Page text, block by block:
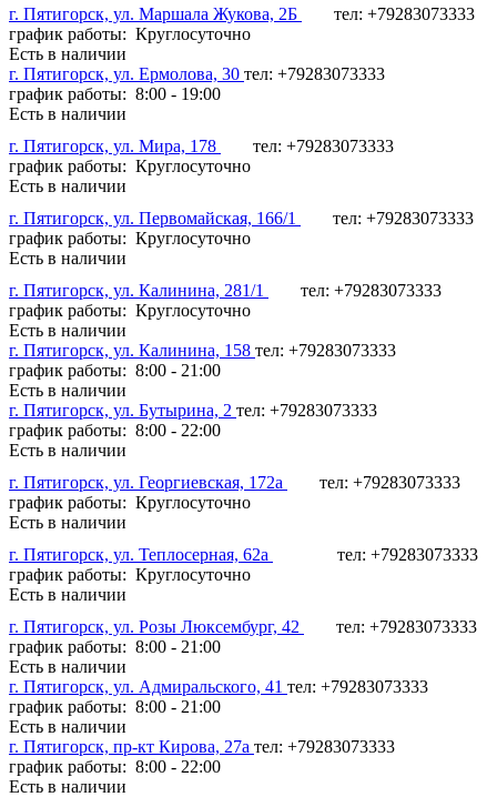
г. Пятигорск, ул. Маршала Жукова, 2Б
тел: +79283073333
график работы: Круглосуточно
Есть в наличии
г. Пятигорск, ул. Ермолова, 30 тел: +79283073333
график работы: 8:00 - 19:00
Есть в наличии
г. Пятигорск, ул. Мира, 178
тел: +79283073333
график работы: Круглосуточно
Есть в наличии
г. Пятигорск, ул. Первомайская, 166/1
тел: +79283073333
график работы: Круглосуточно
Есть в наличии
г. Пятигорск, ул. Калинина, 281/1
тел: +79283073333
график работы: Круглосуточно
Есть в наличии
г. Пятигорск, ул. Калинина, 158 тел: +79283073333
график работы: 8:00 - 21:00
Есть в наличии
г. Пятигорск, ул. Бутырина, 2 тел: +79283073333
график работы: 8:00 - 22:00
Есть в наличии
г. Пятигорск, ул. Георгиевская, 172а
тел: +79283073333
график работы: Круглосуточно
Есть в наличии
г. Пятигорск, ул. Теплосерная, 62а
тел: +79283073333
график работы: Круглосуточно
Есть в наличии
г. Пятигорск, ул. Розы Люксембург, 42
тел: +79283073333
график работы: 8:00 - 21:00
Есть в наличии
г. Пятигорск, ул. Адмиральского, 41 тел: +79283073333
график работы: 8:00 - 21:00
Есть в наличии
г. Пятигорск, пр-кт Кирова, 27а тел: +79283073333
график работы: 8:00 - 22:00
Есть в наличии